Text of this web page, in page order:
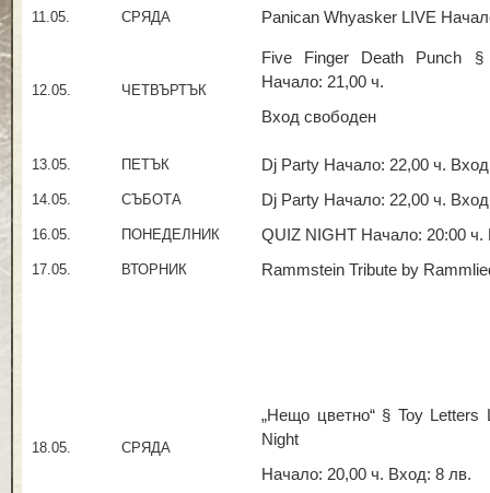
11.05. СРЯДА Panican Whyasker LIVE
12.05. ЧЕТВЪРТЪК
Five Finger Death Punch §
Начало: 21,00 ч.
Вход свободен
13.05. ПЕТЪК Dj Party Начало: 22,00 ч.
14.05. СЪБОТА Dj Party Начало: 22,00 ч.
16.05. ПОНЕДЕЛНИК QUIZ NIGHT Начало: 20:00 ч.
17.05. ВТОРНИК Rammstein Tribute by
18.05. СРЯДА
„Нещо цветно“ § Toy
Night
Начало: 20,00 ч. Вход: 8 лв.